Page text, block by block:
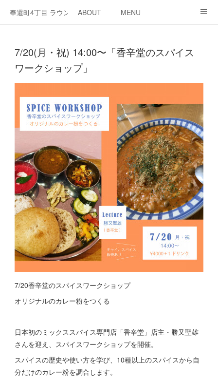
奉還町4丁目 ラウンジ・カド
ABOUT MENU
7/20(月・祝) 14:00〜「香辛堂のスパイス
ワークショップ」
7/20香辛堂のスパイスワークショップ
オリジナルのカレー粉をつくる
日本初のミックススパイス専門店「香辛堂」店主・勝又聖雄
さんを迎え、スパイスワークショップを開催。
スパイスの歴史や使い方を学び、10種以上のスパイスから自
分だけのカレー粉を調合します。